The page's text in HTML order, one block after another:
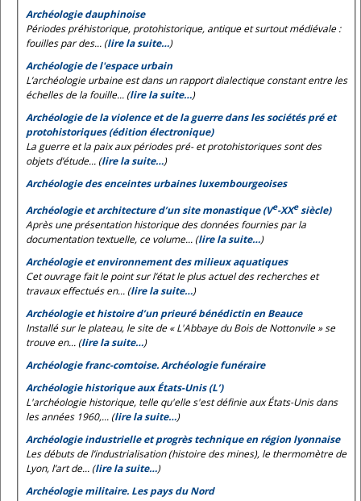
Archéologie dauphinoise
Périodes préhistorique, protohistorique, antique et surtout médiévale :
fouilles par des... (lire la suite…)
Archéologie de l'espace urbain
L’archéologie urbaine est dans un rapport dialectique constant entre les
échelles de la fouille... (lire la suite…)
Archéologie de la violence et de la guerre dans les sociétés pré et
protohistoriques (édition électronique)
La guerre et la paix aux périodes pré- et protohistoriques sont des
objets d’étude... (lire la suite…)
Archéologie des enceintes urbaines luxembourgeoises
Archéologie et architecture d’un site monastique (Ve-XXesiècle)
Après une présentation historique des données fournies par la
documentation textuelle, ce volume... (lire la suite…)
Archéologie et environnement des milieux aquatiques
Cet ouvrage fait le point sur l’état le plus actuel des recherches et
travaux effectués en... (lire la suite…)
Archéologie et histoire d’un prieuré bénédictin en Beauce
Installé sur le plateau, le site de « L'Abbaye du Bois de Nottonvile » se
trouve en... (lire la suite…)
Archéologie franc-comtoise. Archéologie funéraire
Archéologie historique aux États-Unis (L’)
L'archéologie historique, telle qu'elle s'est définie aux États-Unis dans
les années 1960,... (lire la suite…)
Archéologie industrielle et progrès technique en région lyonnaise
Les débuts de l’industrialisation (histoire des mines), le thermomètre de
Lyon, l’art de... (lire la suite…)
Archéologie militaire. Les pays du Nord